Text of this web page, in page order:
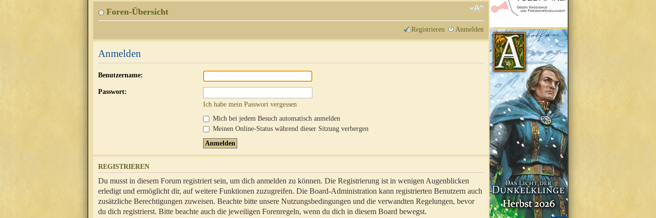
Foren-Übersicht
Registrieren Anmelden
Anmelden
Benutzername:
Passwort:
Ich habe mein Passwort vergessen
Mich bei jedem Besuch automatisch anmelden
Meinen Online-Status während dieser Sitzung verbergen
REGISTRIEREN
Du musst in diesem Forum registriert sein, um dich anmelden zu können. Die Registrierung ist in wenigen Augenblicken
erledigt und ermöglicht dir, auf weitere Funktionen zuzugreifen. Die Board-Administration kann registrierten Benutzern auch
zusätzliche Berechtigungen zuweisen. Beachte bitte unsere Nutzungsbedingungen und die verwandten Regelungen, bevor
du dich registrierst. Bitte beachte auch die jeweiligen Forenregeln, wenn du dich in diesem Board bewegst.